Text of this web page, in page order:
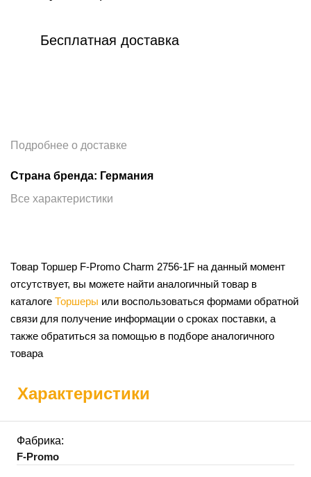
Бесплатная доставка
Подробнее о доставке
Страна бренда: Германия
Все характеристики
Товар Торшер F-Promo Charm 2756-1F на данный момент
отсутствует, вы можете найти аналогичный товар в
каталоге Торшеры или воспользоваться формами обратной
связи для получение информации о сроках поставки, а
также обратиться за помощью в подборе аналогичного
товара
Характеристики
Фабрика:
F-Promo